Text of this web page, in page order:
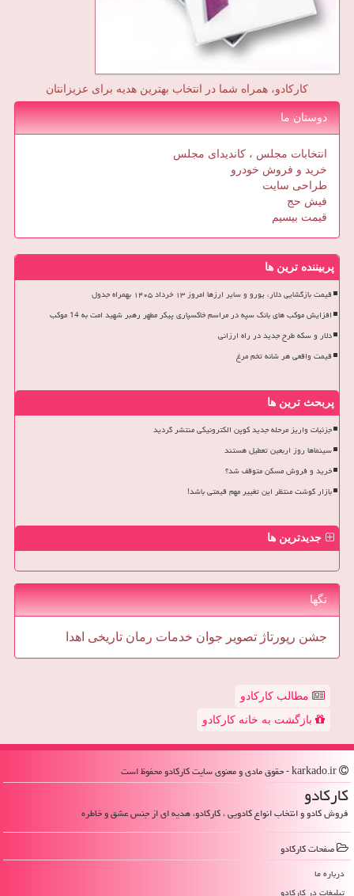
کارکادو، همراه شما در انتخاب بهترین هدیه برای عزیزانتان
دوستان ما
انتخابات مجلس ، کاندیدای مجلس
خرید و فروش خودرو
طراحی سایت
فیش حج
قیمت بیسیم
پربیننده ترین ها
قیمت بازگشایی دلار، یورو و سایر ارزها امروز ۱۳ خرداد ۱۴۰۵ بهمراه جدول
افزایش موکب های بانک سپه در مراسم خاکسپاری پیکر مطهر رهبر شهید امت به 14 موکب
دلار و سکه طرح جدید در راه ارزانی
قیمت واقعی هر شانه تخم مرغ
پربحث ترین ها
جزئیات واریز مرحله جدید کوپن الکترونیکی منتشر گردید
سینماها روز اربعین تعطیل هستند
خرید و فروش مسکن متوقف شد؟
بازار گوشت منتظر این تغییر مهم قیمتی باشد!
جدیدترین ها
تگها
جشن رپورتاژ تصویر جوان خدمات رمان تاریخی اهدا
مطالب کارکادو
بازگشت به خانه کارکادو
كاركادو
فروش کادو و انتخاب انواع کادویی ، کارکادو، هدیه ای از جنس عشق و خاطره
صفحات كاركادو
درباره ما
تبلیغات در كاركادو